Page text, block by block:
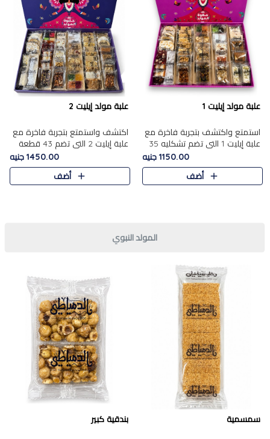
علبة مولد إيليت 1
استمتع واكتشف بتجربة فاخرة مع
علبة إيليت 1 التي تضم تشكليه 35
قطعة من أرقى حلويات المولد
المصري الأصيلة ,معروضة بشكل
جميل في علبة أنيقة ، في..
1150.00 جنيه
أضف
علبة مولد إيليت 2
اكتشف واستمتع بتجربة فاخرة مع
علبة إيليت 2 التي تضم 43 قطعة
تشكيلة من أرقى حلويات المولد
الشرقية المصرية الأصيلة ,معروضة
بشكل جميل في علبة أ..
1450.00 جنيه
أضف
المولد النبوي
سمسمية بندقية كبير